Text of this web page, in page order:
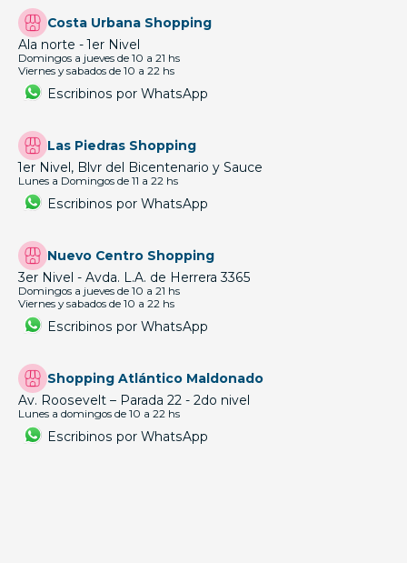
Costa Urbana Shopping
Ala norte - 1er Nivel
Domingos a jueves de 10 a 21 hs
Viernes y sabados de 10 a 22 hs
Escribinos por WhatsApp
Las Piedras Shopping
1er Nivel, Blvr del Bicentenario y Sauce
Lunes a Domingos de 11 a 22 hs
Escribinos por WhatsApp
Nuevo Centro Shopping
3er Nivel - Avda. L.A. de Herrera 3365
Domingos a jueves de 10 a 21 hs
Viernes y sabados de 10 a 22 hs
Escribinos por WhatsApp
Shopping Atlántico Maldonado
Av. Roosevelt – Parada 22 - 2do nivel
Lunes a domingos de 10 a 22 hs
Escribinos por WhatsApp